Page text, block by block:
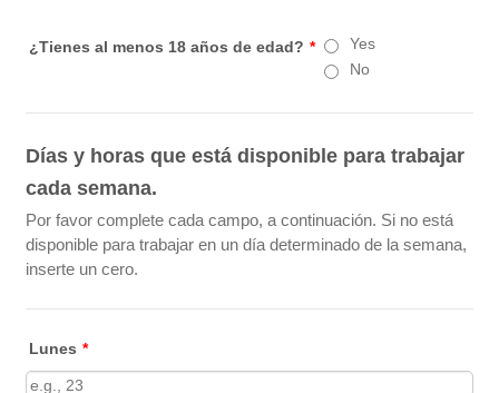
¿Tienes al menos 18 años de edad? *
Yes
No
Días y horas que está disponible para trabajar
cada semana.
Por favor complete cada campo, a continuación. Si no está
disponible para trabajar en un día determinado de la semana,
inserte un cero.
Lunes *